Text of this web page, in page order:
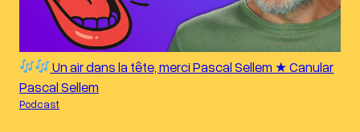
Un air dans la tête, merci Pascal Sellem ★ Canular
Pascal Sellem
Podcast